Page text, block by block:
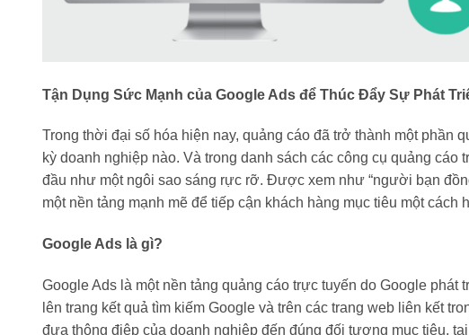
Tận Dụng Sức Mạnh của Google Ads để Thúc Đẩy Sự Phát
Trong thời đại số hóa hiện nay, quảng cáo đã trở thành một phần
kỳ doanh nghiệp nào. Và trong danh sách các công cụ quảng
đầu như một ngôi sao sáng rực rỡ. Được xem như “người bạn
một nền tảng mạnh mẽ để tiếp cận khách hàng mục tiêu một cách
Google Ads là gì?
Google Ads là một nền tảng quảng cáo trực tuyến do Google
lên trang kết quả tìm kiếm Google và trên các trang web liên kết
đưa thông điệp của doanh nghiệp đến đúng đối tượng mục tiêu,